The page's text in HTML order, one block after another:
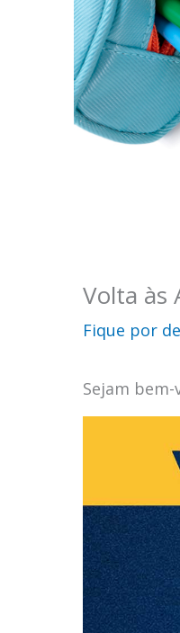
Volta às
Fique por
Sejam